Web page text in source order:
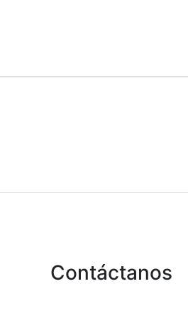
Contáctanos